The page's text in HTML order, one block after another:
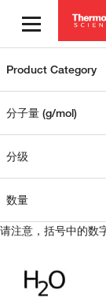
Product Category
分子量 (g/mol)
分级
数量
请注意，括号中的数